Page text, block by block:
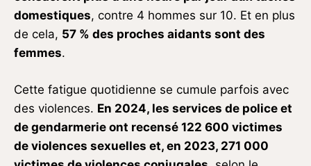
domestiques, contre 4 hommes sur 10. Et en plus
de cela, 57 % des proches aidants sont des
femmes.
Cette fatigue quotidienne se cumule parfois avec
des violences. En 2024, les services de police et
de gendarmerie ont recensé 122 600 victimes
de violences sexuelles et, en 2023, 271 000